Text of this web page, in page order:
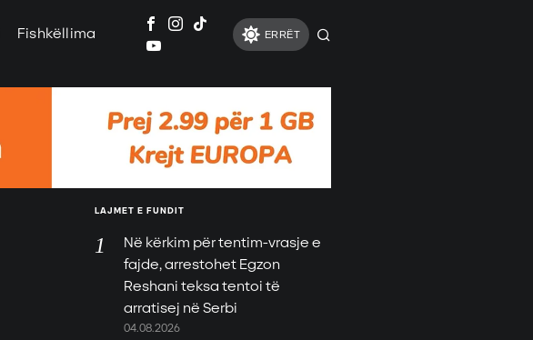
Fishkëllima ERRËT
LAJMET E FUNDIT
Në kërkim për tentim-vrasje e
fajde, arrestohet Egzon
Reshani teksa tentoi të
arratisej në Serbi
04.08.2026